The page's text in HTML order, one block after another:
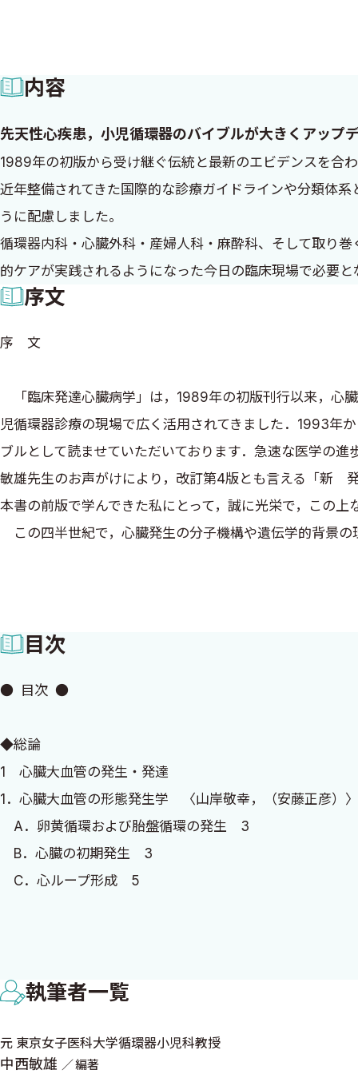
内容
先天性心疾患，小児循環器のバイブルが大きくアップ
1989年の初版から受け継ぐ伝統と最新のエビデンスを合
近年整備されてきた国際的な診療ガイドラインや分類体
うに配慮しました。
循環器内科・心臓外科・産婦人科・麻酔科、そして取り
的ケアが実践されるようになった今日の臨床現場で必要
序文
序 文
「臨床発達心臓病学」は，1989年の初版刊行以来，心
児循環器診療の現場で広く活用されてきました．1993年
ブルとして読ませていただいております．急速な医学の
敏雄先生のお声がけにより，改訂第4版とも言える「新
本書の前版で学んできた私にとって，誠に光栄で，この
この四半世紀で，心臓発生の分子機構や遺伝学的背景
際的な診療ガイドラインや分類体系との整合性も意識す
きる一冊に仕上がり，私自身，大変勉強させていただき
2025年7月
編集 山岸敬幸
目次
● 目次 ●
◆総論
1 心臓大血管の発生・発達
1．心臓大血管の形態発生学 〈山岸敬幸，（安藤正彦）
A．卵黄循環および胎盤循環の発生 3
B．心臓の初期発生 3
C．心ループ形成 5
G．心房・心房中隔の形成異常と先天性心疾患 9
I．房室管の発生異常と先天性心疾患 11
J．左右心室と心室中隔の形成 12
執筆者一覧
元 東京女子医科大学循環器小児科教授
中西敏雄 編著